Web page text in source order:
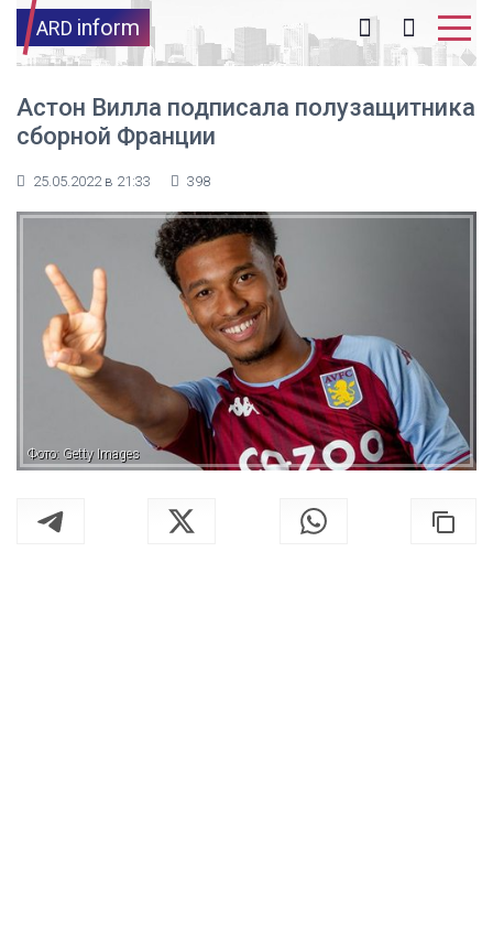
ARD inform
Астон Вилла подписала полузащитника
сборной Франции
25.05.2022 в 21:33 398
Фото: Getty Images